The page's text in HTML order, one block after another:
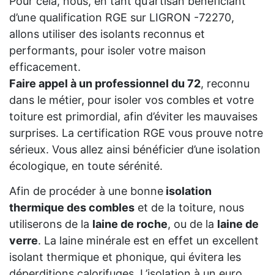
d’une qualification RGE sur LIGRON -72270,
allons utiliser des isolants reconnus et
performants, pour isoler votre maison
efficacement.
Faire appel à un professionnel du 72, reconnu
dans le métier, pour isoler vos combles et votre
toiture est primordial, afin d’éviter les mauvaises
surprises. La certification RGE vous prouve notre
sérieux. Vous allez ainsi bénéficier d’une isolation
écologique, en toute sérénité.
Afin de procéder à une bonne isolation
thermique des combles et de la toiture, nous
utiliserons de la laine de roche, ou de la laine de
verre. La laine minérale est en effet un excellent
isolant thermique et phonique, qui évitera les